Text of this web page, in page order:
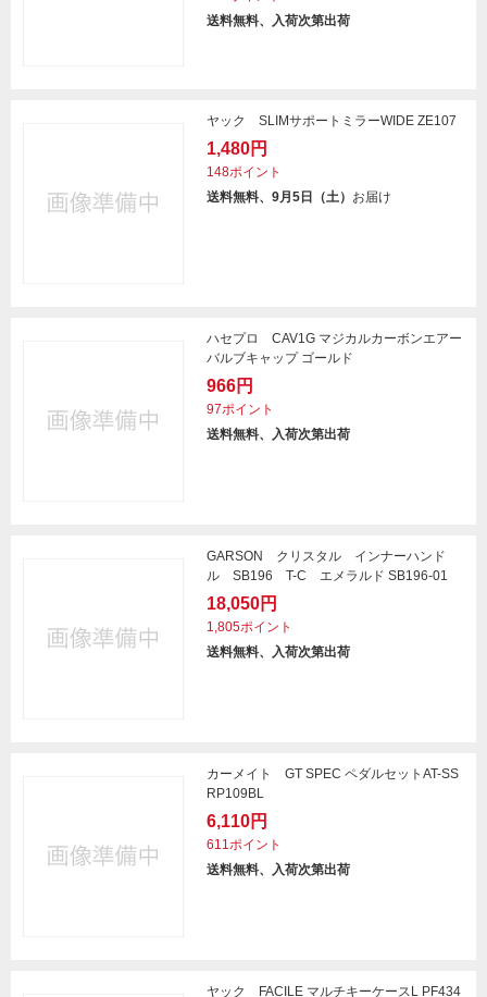
送料無料、入荷次第出荷
ヤック SLIMサポートミラーWIDE ZE107
1,480円
148ポイント
送料無料、9月5日（土） お届け
ハセプロ CAV1G マジカルカーボンエアー
バルブキャップ ゴールド
966円
97ポイント
送料無料、入荷次第出荷
GARSON クリスタル インナーハンド
ル SB196 T-C エメラルド SB196-01
18,050円
1,805ポイント
送料無料、入荷次第出荷
カーメイト GT SPEC ペダルセットAT-SS
RP109BL
6,110円
611ポイント
送料無料、入荷次第出荷
ヤック FACILE マルチキーケースL PF434